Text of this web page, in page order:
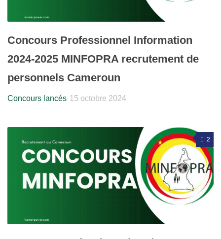
Concours Professionnel Information
2024-2025 MINFOPRA recrutement de
personnels Cameroun
Concours lancés 15 octobre 2024
2